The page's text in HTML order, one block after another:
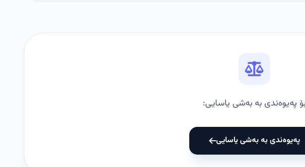
پەیوەندی بە بەشی یاسایی:
پەیوەندی بە بەشی یاسایی